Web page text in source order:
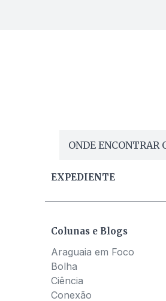
ONDE ENCONTRAR
EXPEDIENTE
Colunas e Blogs
Araguaia em Foco
Bolha
Ciência
Conexão